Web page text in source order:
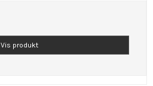
Vis produkt